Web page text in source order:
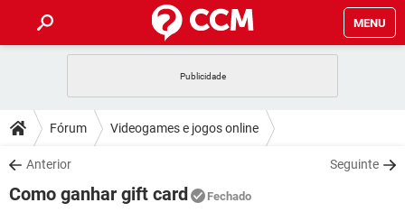
MENU
CELULAR FACEBOOK
OUTLOOK
INSTAGRAM GMAIL
DICAS
JOGOS WHATSAPP
DOWNLOADS
JOGOS WHATSAPP
Fórum Videogames e jogos online
Anterior Seguinte
Como ganhar gift card Fechado